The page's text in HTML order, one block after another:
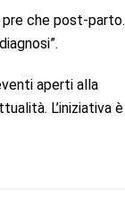
che post-parto.
aperti alla
L’iniziativa è